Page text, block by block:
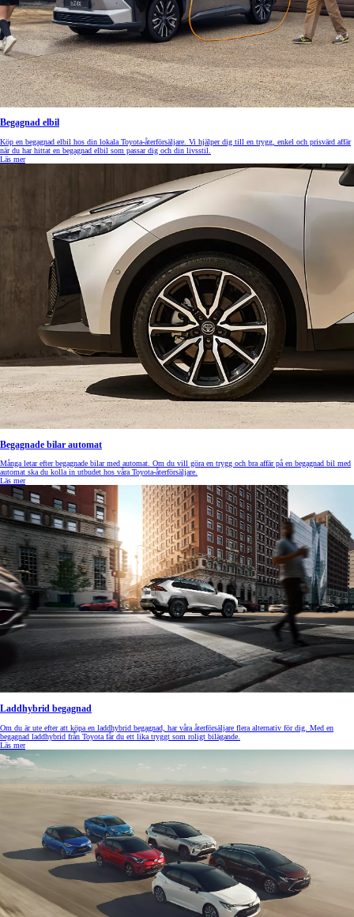
Begagnad elbil
Köp en begagnad elbil hos din lokala Toyota-återförsäljare. Vi hjälper dig till en trygg, enkel och prisvärd affär
när du har hittat en begagnad elbil som passar dig och din livsstil.
Läs mer
Begagnade bilar automat
Många letar efter begagnade bilar med automat. Om du vill göra en trygg och bra affär på en begagnad bil med
automat ska du kolla in utbudet hos våra Toyota-återförsäljare.
Läs mer
Laddhybrid begagnad
Om du är ute efter att köpa en laddhybrid begagnad, har våra återförsäljare flera alternativ för dig. Med en
begagnad laddhybrid från Toyota får du ett lika tryggt som roligt bilägande.
Läs mer